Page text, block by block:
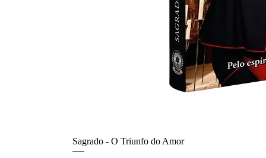
Sagrado - O Triunfo do Amor